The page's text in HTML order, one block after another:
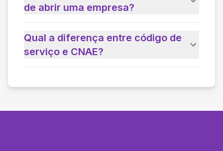
de abrir uma empresa?
Qual a diferença entre código de
serviço e CNAE?